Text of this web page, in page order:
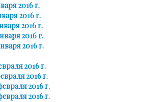
2016 г.
2016 г.
2016 г.
2016 г.
2016 г.
2016 г.
2016 г.
2016 г.
2016 г.